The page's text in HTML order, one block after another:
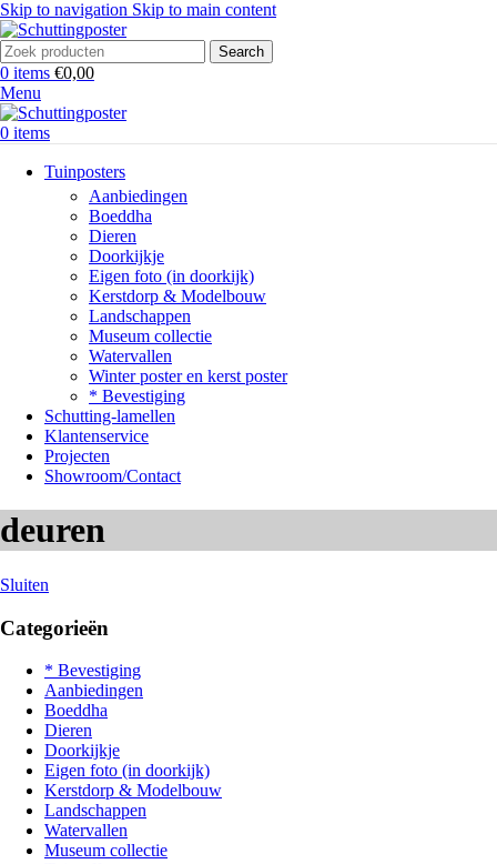
Skip to navigation Skip to main content
Search
0 items €0,00
Menu
0 items
Tuinposters
Aanbiedingen
Boeddha
Dieren
Doorkijkje
Eigen foto (in doorkijk)
Kerstdorp & Modelbouw
Landschappen
Museum collectie
Watervallen
Winter poster en kerst poster
* Bevestiging
Schutting-lamellen
Klantenservice
Projecten
Showroom/Contact
deuren
Sluiten
Categorieën
* Bevestiging
Aanbiedingen
Boeddha
Dieren
Doorkijkje
Eigen foto (in doorkijk)
Kerstdorp & Modelbouw
Landschappen
Watervallen
Museum collectie